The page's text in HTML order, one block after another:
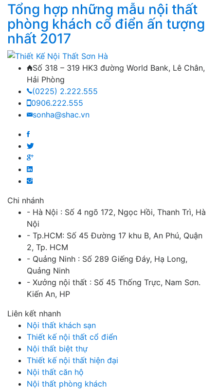
Tổng hợp những mẫu nội thất
phòng khách cổ điển ấn tượng
nhất 2017
Số 318 – 319 HK3 đường World Bank, Lê Chân,
Hải Phòng
(0225) 2.222.555
0906.222.555
sonha@shac.vn
Chi nhánh
- Hà Nội : Số 4 ngõ 172, Ngọc Hồi, Thanh Trì, Hà
Nội
- Tp.HCM: Số 45 Đường 17 khu B, An Phú, Quận
2, Tp. HCM
- Quảng Ninh : Số 289 Giếng Đáy, Hạ Long,
Quảng Ninh
- Xưởng nội thất : Số 45 Thống Trực, Nam Sơn.
Kiến An, HP
Liên kết nhanh
Nội thất khách sạn
Thiết kế nội thất cổ điển
Nội thất biệt thự
Thiết kế nội thất hiện đại
Nội thất căn hộ
Nội thất phòng khách